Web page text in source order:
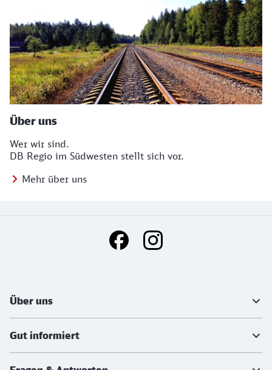
Über uns
Wer wir sind.
DB Regio im Südwesten stellt sich vor.
Mehr über uns
Social Media Links
Weiterführende Informationen
Über uns
Gut informiert